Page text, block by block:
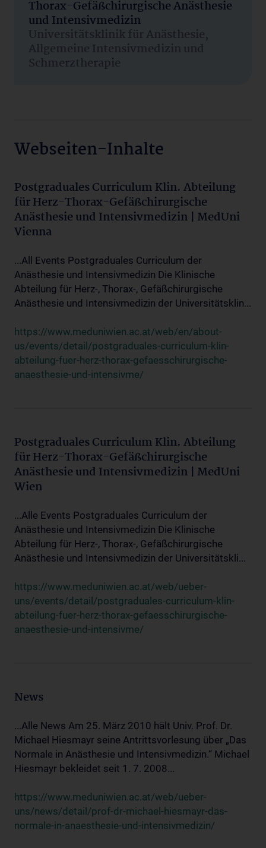
Thorax-Gefäßchirurgische Anästhesie
und Intensivmedizin
Universitätsklinik für Anästhesie,
Allgemeine Intensivmedizin und
Schmerztherapie
Webseiten-Inhalte
Postgraduales Curriculum Klin. Abteilung
für Herz-Thorax-Gefäßchirurgische
Anästhesie und Intensivmedizin | MedUni
Vienna
...All Events Postgraduales Curriculum der
Anästhesie und Intensivmedizin Die Klinische
Abteilung für Herz-, Thorax-, Gefäßchirurgische
Anästhesie und Intensivmedizin der Universitätsklin...
https://www.meduniwien.ac.at/web/en/about-
us/events/detail/postgraduales-curriculum-klin-
abteilung-fuer-herz-thorax-gefaesschirurgische-
anaesthesie-und-intensivme/
Postgraduales Curriculum Klin. Abteilung
für Herz-Thorax-Gefäßchirurgische
Anästhesie und Intensivmedizin | MedUni
Wien
...Alle Events Postgraduales Curriculum der
Anästhesie und Intensivmedizin Die Klinische
Abteilung für Herz-, Thorax-, Gefäßchirurgische
Anästhesie und Intensivmedizin der Universitätskli...
https://www.meduniwien.ac.at/web/ueber-
uns/events/detail/postgraduales-curriculum-klin-
abteilung-fuer-herz-thorax-gefaesschirurgische-
anaesthesie-und-intensivme/
News
...Alle News Am 25. März 2010 hält Univ. Prof. Dr.
Michael Hiesmayr seine Antrittsvorlesung über „Das
Normale in Anästhesie und Intensivmedizin.“ Michael
Hiesmayr bekleidet seit 1. 7. 2008...
https://www.meduniwien.ac.at/web/ueber-
uns/news/detail/prof-dr-michael-hiesmayr-das-
normale-in-anaesthesie-und-intensivmedizin/